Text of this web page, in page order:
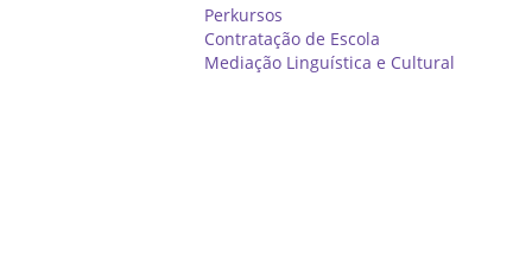
Perkursos
Contratação de Escola
Mediação Linguística e Cultural